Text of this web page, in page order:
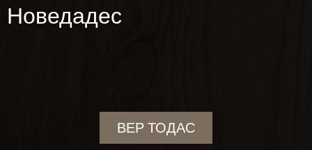
Новедадес
ВЕР ТОДАС